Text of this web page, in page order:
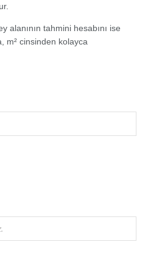
alanının tahmini hesabını ise
m² cinsinden kolayca